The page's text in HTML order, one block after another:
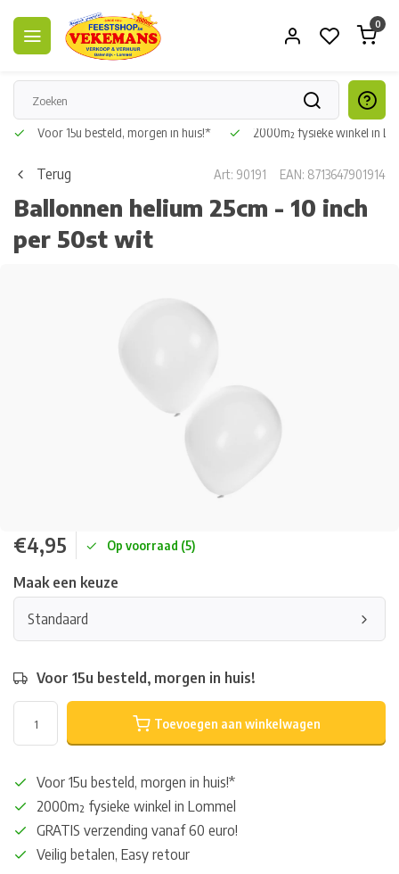
0
Voor 15u besteld, morgen in huis!* 2000m² fysieke winkel in
Terug Art: 90191 EAN: 8713647901914
Ballonnen helium 25cm - 10 inch
per 50st wit
€4,95 Op voorraad (5)
Maak een keuze
Standaard
Voor 15u besteld, morgen in huis!
Toevoegen aan winkelwagen
Voor 15u besteld, morgen in huis!*
2000m² fysieke winkel in Lommel
GRATIS verzending vanaf 60 euro!
Veilig betalen, Easy retour